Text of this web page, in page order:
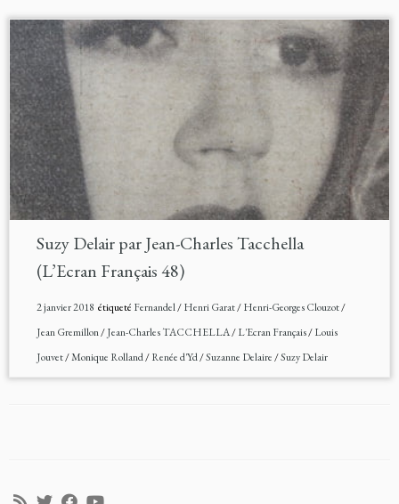
Suzy Delair par Jean-Charles Tacchella
(L’Ecran Français 48)
2 janvier 2018 étiqueté Fernandel/Henri Garat/Henri-Georges Clouzot/
Jean Gremillon/Jean-Charles TACCHELLA/L'Ecran Français/Louis
Jouvet/Monique Rolland/Renée d'Yd/Suzanne Delaire/Suzy Delair